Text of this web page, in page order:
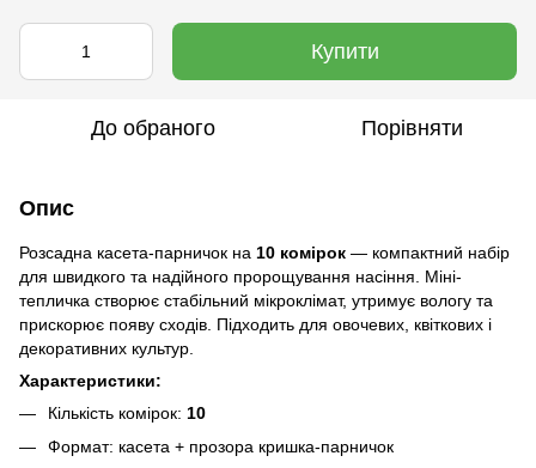
Купити
До обраного Порівняти
Опис
Розсадна касета-парничок на 10 комірок — компактний набір
для швидкого та надійного пророщування насіння. Міні-
тепличка створює стабільний мікроклімат, утримує вологу та
прискорює появу сходів. Підходить для овочевих, квіткових і
декоративних культур.
Характеристики:
Кількість комірок: 10
Формат: касета + прозора кришка-парничок